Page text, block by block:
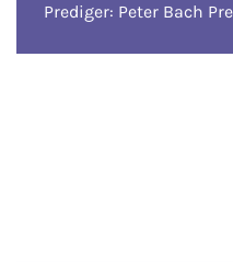
Prediger: Peter Bach